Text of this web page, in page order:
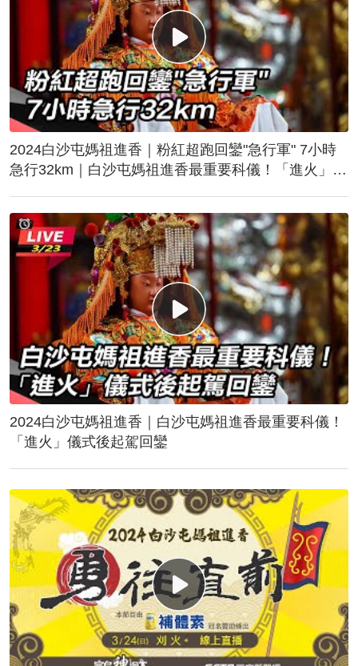
2024白沙屯媽祖進香｜粉紅超跑回鑾"急行軍" 7小時
急行32km｜白沙屯媽祖進香最重要科儀！「進火」儀
2024白沙屯媽祖進香｜白沙屯媽祖進香最重要科儀！
「進火」儀式後起駕回鑾